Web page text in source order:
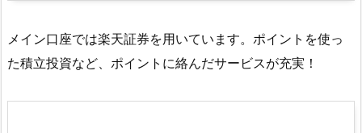
メイン口座では楽天証券を用いています。ポイントを使っ
た積立投資など、ポイントに絡んだサービスが充実！